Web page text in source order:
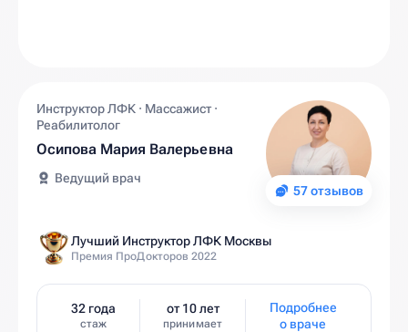
57 отзывов
Инструктор ЛФК · Массажист ·
Реабилитолог
Осипова Мария Валерьевна
Ведущий врач
Лучший Инструктор ЛФК Москвы
Премия ПроДокторов 2022
32 года
стаж
от 10 лет
принимает
Подробнее
о враче